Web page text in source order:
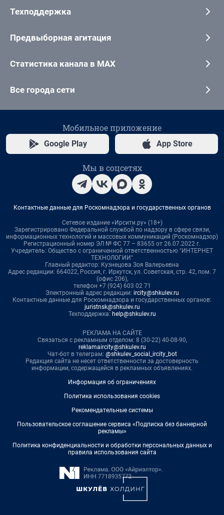
Техподдержка
Предвыборная агитация
Статистика канала в MAX
Все города сети
Мобильное приложение
Google Play App Store
Мы в соцсетях
Контактные данные для Роскомнадзора и государственных органов
Сетевое издание «Ирсити.ру» (18+)
Зарегистрировано Федеральной службой по надзору в сфере связи,
информационных технологий и массовых коммуникаций (Роскомнадзор)
Регистрационный номер ЭЛ № ФС 77 – 83655 от 26.07.2022 г.
Учредитель: Общество с ограниченной ответственностью "ИНТЕРНЕТ
ТЕХНОЛОГИИ"
Главный редактор: Кузнецова Зоя Валерьевна
Адрес редакции: 664022, Россия, г. Иркутск, ул. Советская, стр. 42, пом. 7
(офис 206),
телефон +7 (924) 603 02 71
Электронный адрес редакции: ircity@shkulev.ru
Контактные данные для Роскомнадзора и государственных органов:
juristnsk@shkulev.ru
Техподдержка: help@shkulev.ru
РЕКЛАМА НА САЙТЕ
Связаться с рекламным отделом: 8 (30-22) 40-08-90,
reklamaircity@shkulev.ru
Чат-бот в телеграм: @shkulev_social_ircity_bot
Редакция сайта не несет ответственности за достоверность
информации, содержащейся в рекламных объявлениях.
Информация об ограничениях
Политика использования cookies
Рекомендательные системы
Пользовательское соглашение сервиса «Подписка без баннерной
рекламы»
Политика конфиденциальности и обработки персональных данных и
правила использования сайта